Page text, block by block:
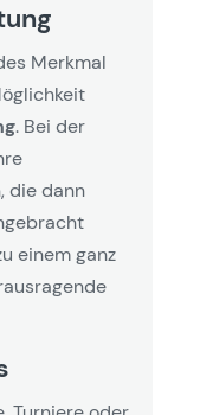
Merkmal
. Bei der
die dann
einem ganz